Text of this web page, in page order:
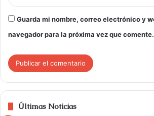
Guarda mi nombre, correo electrónico y
navegador para la próxima vez que comente.
Últimas Noticias